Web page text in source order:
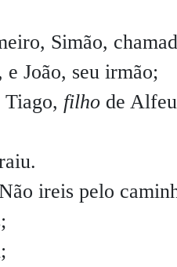
Simão,
e João, seu irmão;
filho de
ireis pelo